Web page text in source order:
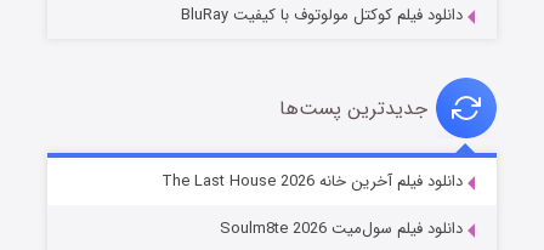
خاندان اژدها فصل ۳
دانلود فیلم کوکتل مولوتوف با کیفیت BluRay
جدیدترین پست‌ها
دانلود فیلم آخرین خانه The Last House 2026
دانلود فیلم سول‌میت Soulm8te 2026